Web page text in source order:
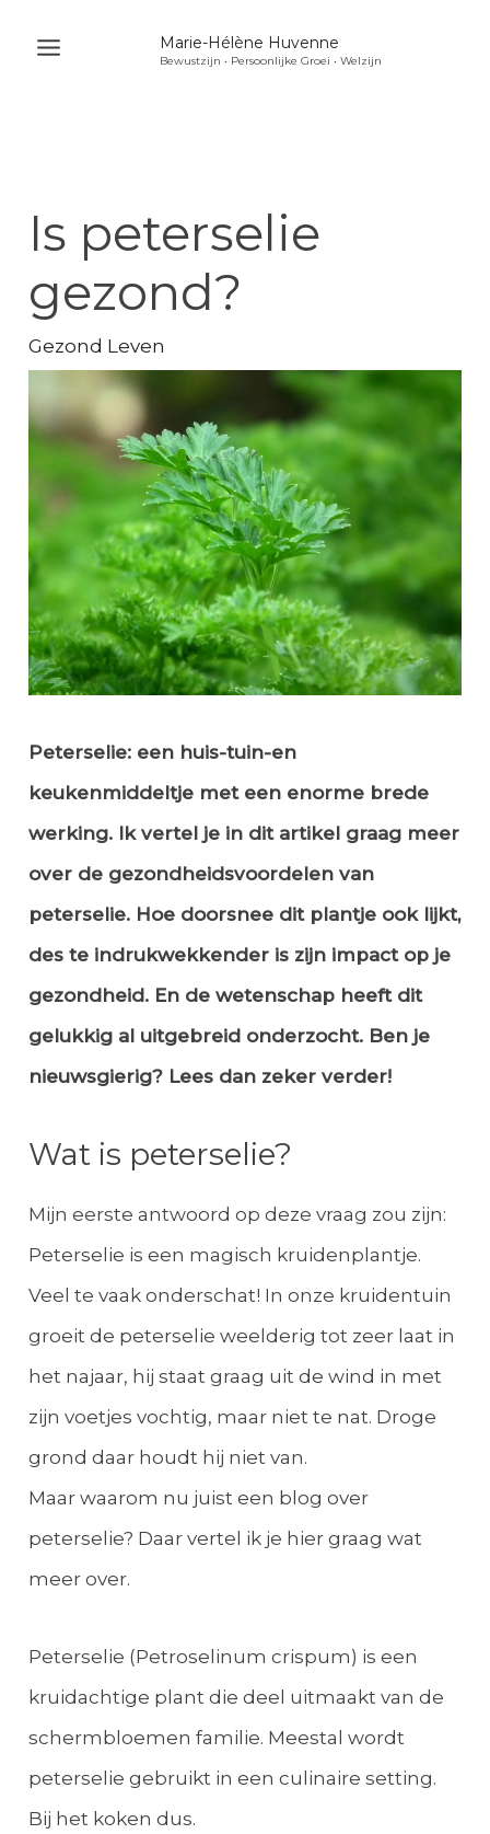
naar
Marie-Hélène Huvenne
Bewustzijn • Persoonlijke Groei • Welzijn
Is peterselie
gezond?
Gezond Leven
Peterselie: een huis-tuin-en
keukenmiddeltje met een enorme brede
werking. Ik vertel je in dit artikel graag meer
over de gezondheidsvoordelen van
peterselie. Hoe doorsnee dit plantje ook lijkt,
des te indrukwekkender is zijn impact op je
gezondheid. En de wetenschap heeft dit
gelukkig al uitgebreid onderzocht. Ben je
nieuwsgierig? Lees dan zeker verder!
Wat is peterselie?
Mijn eerste antwoord op deze vraag zou zijn:
Peterselie is een magisch kruidenplantje.
Veel te vaak onderschat! In onze kruidentuin
groeit de peterselie weelderig tot zeer laat in
het najaar, hij staat graag uit de wind in met
zijn voetjes vochtig, maar niet te nat. Droge
grond daar houdt hij niet van.
Maar waarom nu juist een blog over
peterselie? Daar vertel ik je hier graag wat
meer over.
Peterselie (Petroselinum crispum) is een
kruidachtige plant die deel uitmaakt van de
schermbloemen familie. Meestal wordt
peterselie gebruikt in een culinaire setting.
Bij het koken dus.